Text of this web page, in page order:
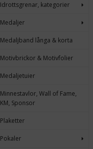
Idrottsgrenar, kategorier
Medaljer
Medaljband långa & korta
Motivbrickor & Motivfolier
Medaljetuier
Minnestavlor, Wall of Fame,
KM, Sponsor
Plaketter
Pokaler